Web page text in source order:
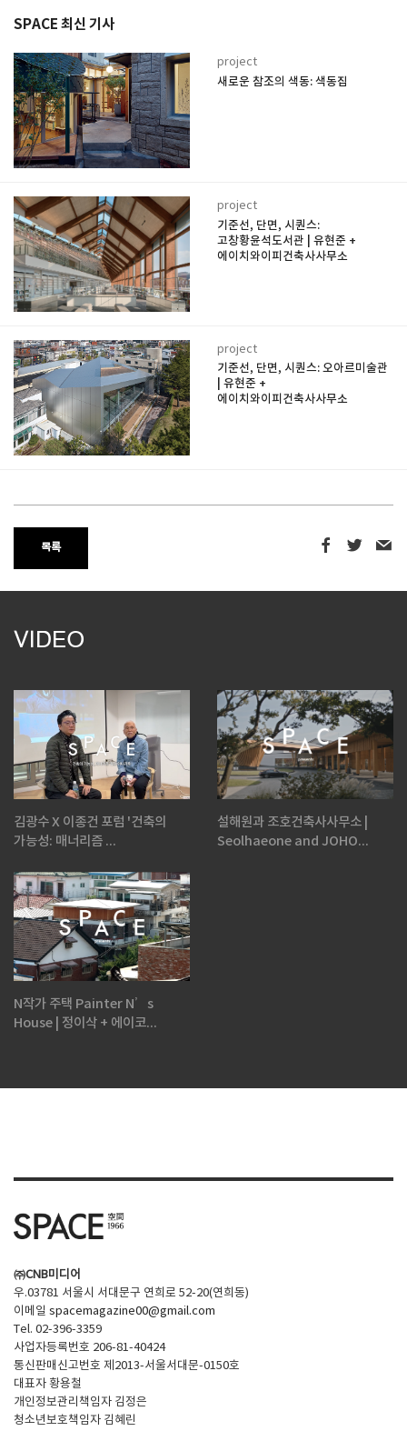
SPACE 최신 기사
project
새로운 참조의 색동: 색동집
project
기준선, 단면, 시퀀스:
고창황윤석도서관 | 유현준 +
에이치와이피건축사사무소
project
기준선, 단면, 시퀀스: 오아르미술관
| 유현준 +
에이치와이피건축사사무소
목록
VIDEO
김광수 X 이종건 포럼 '건축의
가능성: 매너리즘 ...
설해원과 조호건축사사무소 |
Seolhaeone and JOHO...
N작가 주택 Painter N’s
House | 정이삭 + 에이코...
㈜CNB미디어
우.03781 서울시 서대문구 연희로 52-20(연희동)
이메일 spacemagazine00@gmail.com
Tel. 02-396-3359
사업자등록번호 206-81-40424
통신판매신고번호 제2013-서울서대문-0150호
대표자 황용철
개인정보관리책임자 김정은
청소년보호책임자 김혜린